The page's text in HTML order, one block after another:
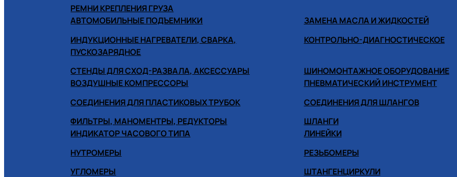
РЕМНИ КРЕПЛЕНИЯ ГРУЗА
АВТОМОБИЛЬНЫЕ ПОДЪЕМНИКИ
ЗАМЕНА МАСЛА И ЖИДКОСТЕЙ
ИНДУКЦИОННЫЕ НАГРЕВАТЕЛИ, СВАРКА,
ПУСКОЗАРЯДНОЕ
КОНТРОЛЬНО-ДИАГНОСТИЧЕСКОЕ
СТЕНДЫ ДЛЯ СХОД-РАЗВАЛА, АКСЕССУАРЫ
ШИНОМОНТАЖНОЕ ОБОРУДОВАНИЕ
ВОЗДУШНЫЕ КОМПРЕССОРЫ
ПНЕВМАТИЧЕСКИЙ ИНСТРУМЕНТ
СОЕДИНЕНИЯ ДЛЯ ПЛАСТИКОВЫХ ТРУБОК
СОЕДИНЕНИЯ ДЛЯ ШЛАНГОВ
ФИЛЬТРЫ, МАНОМЕНТРЫ, РЕДУКТОРЫ
ШЛАНГИ
ИНДИКАТОР ЧАСОВОГО ТИПА
ЛИНЕЙКИ
НУТРОМЕРЫ
РЕЗЬБОМЕРЫ
УГЛОМЕРЫ
ШТАНГЕНЦИРКУЛИ